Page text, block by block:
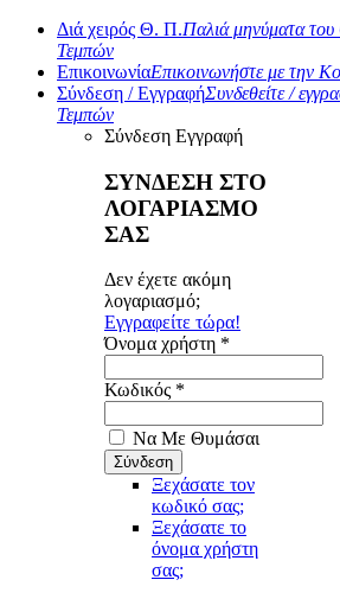
Διά χειρός Θ. Π.Παλιά μηνύματα
Τεμπών
ΕπικοινωνίαΕπικοινωνήστε με την
Σύνδεση / ΕγγραφήΣυνδεθείτε /
Τεμπών
Σύνδεση Εγγραφή
ΣΥΝΔΕΣΗ ΣΤΟ
ΛΟΓΑΡΙΑΣΜΟ
ΣΑΣ
Δεν έχετε ακόμη
λογαριασμό;
Εγγραφείτε τώρα!
Όνομα χρήστη *
Κωδικός *
Να Με Θυμάσαι
Ξεχάσατε τον
κωδικό σας;
Ξεχάσατε το
όνομα χρήστη
σας;